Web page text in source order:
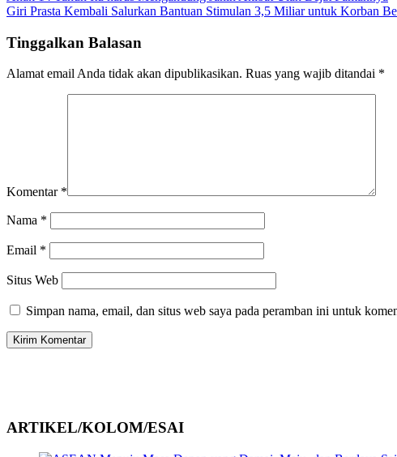
Giri Prasta Kembali Salurkan Bantuan Stimulan 3,5 Miliar untuk Korban
Tinggalkan Balasan
Alamat email Anda tidak akan dipublikasikan. Ruas yang wajib ditandai *
Komentar *
Nama *
Email *
Situs Web
Simpan nama, email, dan situs web saya pada peramban ini untuk
ARTIKEL/KOLOM/ESAI